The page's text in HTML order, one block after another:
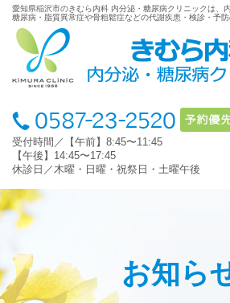
愛知県稲沢市のきむら内科 内分泌・糖尿病クリニックは、
糖尿病・脂質異常症や骨粗鬆症などの代謝疾患・検診・予
受付時間／【午前】8:45〜11:45
【午後】14:45〜17:45
休診日／木曜・日曜・祝祭日・土曜午後
お知ら